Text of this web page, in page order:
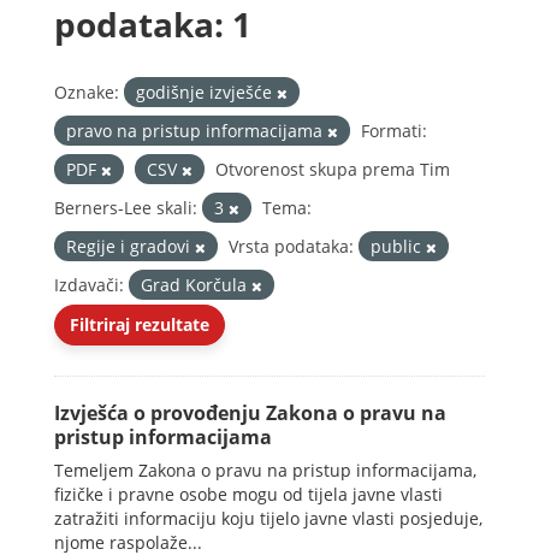
podataka: 1
Oznake:
godišnje izvješće
pravo na pristup informacijama
Formati:
PDF
CSV
Otvorenost skupa prema Tim
Berners-Lee skali:
3
Tema:
Regije i gradovi
Vrsta podataka:
public
Izdavači:
Grad Korčula
Filtriraj rezultate
Izvješća o provođenju Zakona o pravu na
pristup informacijama
Temeljem Zakona o pravu na pristup informacijama,
fizičke i pravne osobe mogu od tijela javne vlasti
zatražiti informaciju koju tijelo javne vlasti posjeduje,
njome raspolaže...